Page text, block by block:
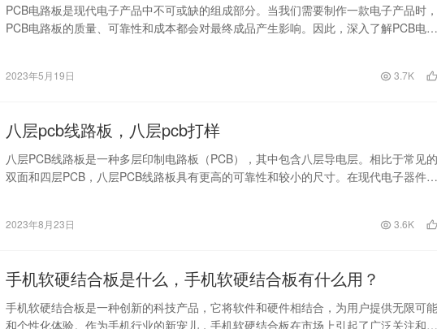
PCB电路板是现代电子产品中不可或缺的组成部分。当我们需要制作一款电子产品时，
PCB电路板的质量、可靠性和成本都会对最终成品产生影响。因此，深入了解PCB电路
2023年5月19日 3.7K
八层pcb线路板，八层pcb打样
八层PCB线路板是一种多层印制电路板（PCB），其中包含八层导电层。相比于常见的
双面和四层PCB，八层PCB线路板具有更高的可靠性和较小的尺寸。在现代电子器件
2023年8月23日 3.6K
手机软硬结合板是什么，手机软硬结合板有什么用？
手机软硬结合板是一种创新的科技产品，它将软件和硬件相结合，为用户提供无限可能
和个性化体验。作为手机行业的新宠儿，手机软硬结合板在市场上引起了广泛关注和热